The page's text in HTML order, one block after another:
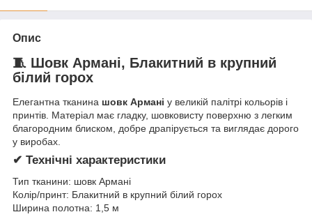
Опис
🧵 Шовк Армані, Блакитний в крупний
білий горох
Елегантна тканина шовк Армані у великій палітрі кольорів і
принтів. Матеріал має гладку, шовковисту поверхню з легким
благородним блиском, добре драпірується та виглядає дорого
у виробах.
✔ Технічні характеристики
Тип тканини: шовк Армані
Колір/принт: Блакитний в крупний білий горох
Ширина полотна: 1,5 м